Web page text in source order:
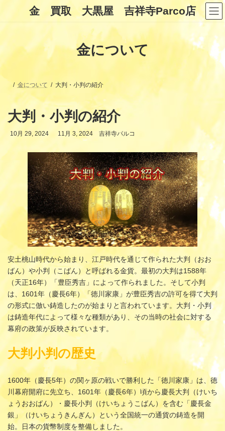
ン
キ
ッ
ー
に
移
金 買取 大黒屋 吉祥寺Parco店
金について
金について 大判・小判の紹介
大判・小判の紹介
10月 29, 2024
最
新
日
時
:
11月 3, 2024 吉祥寺パルコ
安土桃山時代から始まり、江戸時代を通じて作られた大判（おお
ばん）や小判（こばん）と呼ばれる金貨。最初の大判は1588年
（天正16年）「豊臣秀吉」によって作られました。そして小判
は、1601年（慶長6年）「徳川家康」が豊臣秀吉の許可を得て大判
の形式に倣い鋳造したのが始まりと言われています。大判・小判
は鋳造年代によって様々な種類があり、その当時の社会に対する
幕府の政策が反映されています。
大判小判の歴史
1600年（慶長5年）の関ヶ原の戦いで勝利した「徳川家康」は、徳
川幕府開府に先立ち、1601年（慶長6年）頃から慶長大判（けいち
ょうおおばん）・慶長小判（けいちょうこばん）を含む「慶長金
銀」（けいちょうきんぎん）という全国統一の通貨の鋳造を開
始。日本の貨幣制度を整備しました。